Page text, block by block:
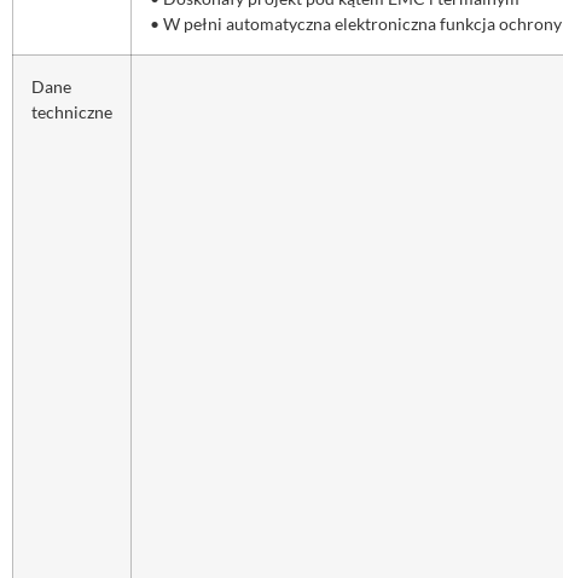
• W pełni automatyczna elektroniczna funkcja ochrony
Dane
techniczne